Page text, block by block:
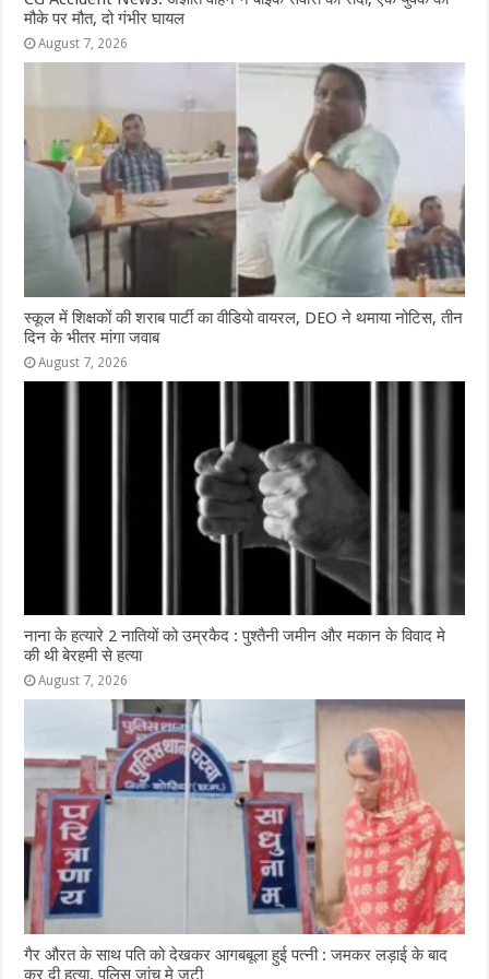
मौके पर मौत, दो गंभीर घायल
August 7, 2026
स्कूल में शिक्षकों की शराब पार्टी का वीडियो वायरल, DEO ने थमाया नोटिस, तीन
दिन के भीतर मांगा जवाब
August 7, 2026
नाना के हत्यारे 2 नातियों को उम्रकैद : पुश्तैनी जमीन और मकान के विवाद मे
की थी बेरहमी से हत्या
August 7, 2026
गैर औरत के साथ पति को देखकर आगबबूला हुई पत्नी : जमकर लड़ाई के बाद
कर दी हत्या, पुलिस जांच मे जुटी